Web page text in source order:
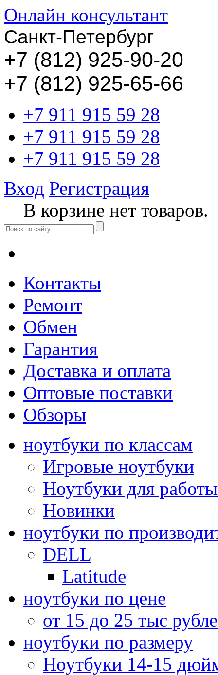
Онлайн консультант
Санкт-Петербург
+7 (812) 925-90-20
+7 (812) 925-65-66
+7 911 915 59 28
+7 911 915 59 28
+7 911 915 59 28
Вход Регистрация
В корзине нет товаров.
Контакты
Ремонт
Обмен
Гарантия
Доставка и оплата
Оптовые поставки
Обзоры
ноутбуки по классам
Игровые ноутбуки
Ноутбуки для работы
Новинки
ноутбуки по
DELL
Latitude
ноутбуки по цене
от 15 до 25 тыс
ноутбуки по размеру
Ноутбуки 14-15